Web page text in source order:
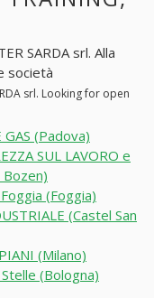
SARDA srl. Alla
società
srl. Looking for open
GAS (Padova)
SUL LAVORO e
Bozen)
(Foggia)
(Castel San
(Milano)
(Bologna)